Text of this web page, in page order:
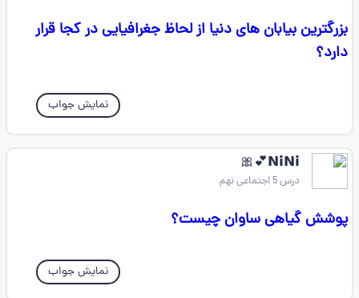
بزرگترین بیابان های دنیا از لحاظ جغرافیایی در کجا قرار
دارد؟
نمایش جواب
‌𝗡𝗶𝗡𝗶💕🎀
درس 5 اجتماعی نهم
پوشش گیاهی ساوان چیست؟
نمایش جواب